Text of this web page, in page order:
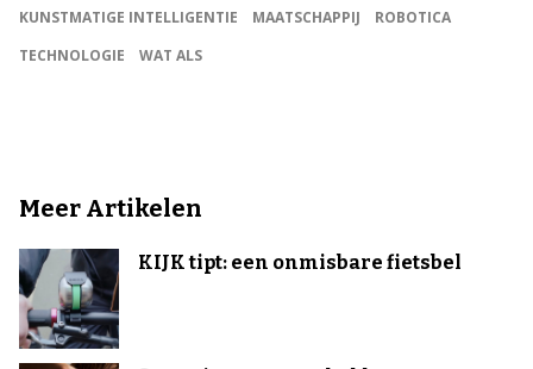
KUNSTMATIGE INTELLIGENTIE
MAATSCHAPPIJ
ROBOTICA
TECHNOLOGIE
WAT ALS
Meer Artikelen
KIJK tipt: een onmisbare fietsbel